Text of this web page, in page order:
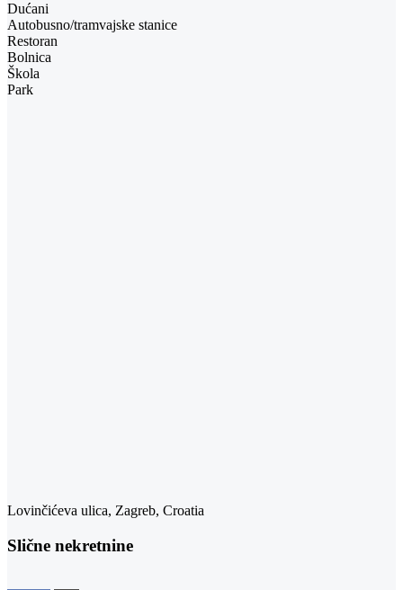
Dućani
Autobusno/tramvajske stanice
Restoran
Bolnica
Škola
Park
Lovinčićeva ulica, Zagreb, Croatia
Slične nekretnine